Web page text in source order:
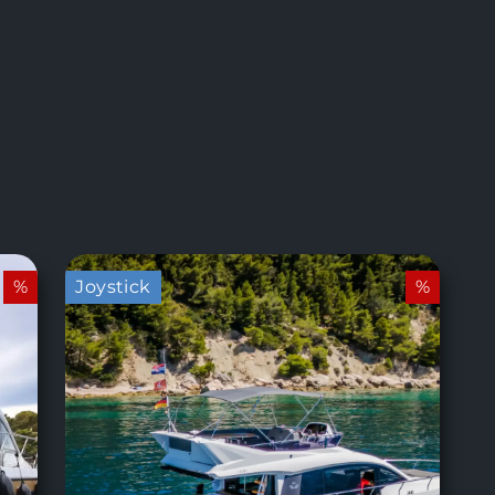
% Joystick %